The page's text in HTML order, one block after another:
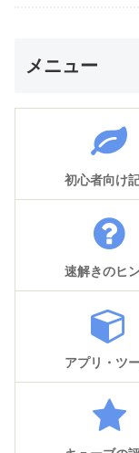
メニュー
初心者向け
速解きのヒ
アプリ・ツ